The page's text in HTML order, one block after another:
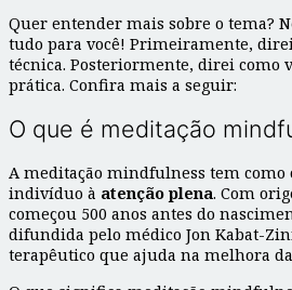
Quer entender mais sobre o tema?
tudo para você! Primeiramente,
técnica. Posteriormente, direi como
prática. Confira mais a seguir:
O que é meditação
A meditação mindfulness tem como
indivíduo à atenção plena. Com
começou 500 anos antes do
difundida pelo médico Jon Kabat-
terapêutico que ajuda na melhora da